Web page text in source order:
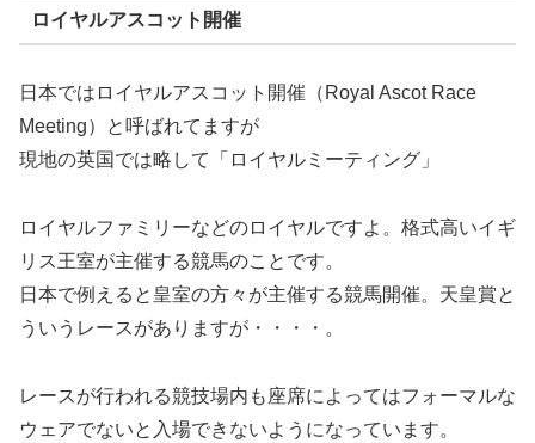
ロイヤルアスコット開催
日本ではロイヤルアスコット開催（Royal Ascot Race
Meeting）と呼ばれてますが
現地の英国では略して「ロイヤルミーティング」
ロイヤルファミリーなどのロイヤルですよ。格式高いイギ
リス王室が主催する競馬のことです。
日本で例えると皇室の方々が主催する競馬開催。天皇賞と
ういうレースがありますが・・・・。
レースが行われる競技場内も座席によってはフォーマルな
ウェアでないと入場できないようになっています。